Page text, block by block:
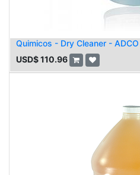
Quimicos - Dry Cleaner -
USD$110.96